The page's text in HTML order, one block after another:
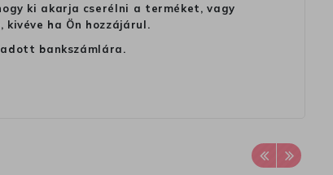
ki akarja cserélni a terméket, vagy
ha Ön hozzájárul.
bankszámlára.